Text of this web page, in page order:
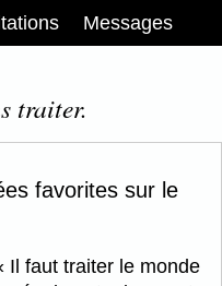
Messages
traiter.
favorites sur le
Il faut traiter le monde